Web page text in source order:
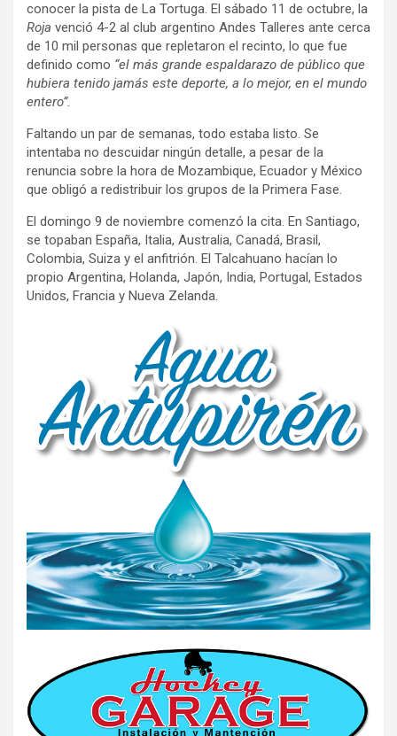
conocer la pista de La Tortuga. El sábado 11 de octubre, la
Roja venció 4-2 al club argentino Andes Talleres ante cerca
de 10 mil personas que repletaron el recinto, lo que fue
definido como “el más grande espaldarazo de público que
hubiera tenido jamás este deporte, a lo mejor, en el mundo
entero”.
Faltando un par de semanas, todo estaba listo. Se
intentaba no descuidar ningún detalle, a pesar de la
renuncia sobre la hora de Mozambique, Ecuador y México
que obligó a redistribuir los grupos de la Primera Fase.
El domingo 9 de noviembre comenzó la cita. En Santiago,
se topaban España, Italia, Australia, Canadá, Brasil,
Colombia, Suiza y el anfitrión. El Talcahuano hacían lo
propio Argentina, Holanda, Japón, India, Portugal, Estados
Unidos, Francia y Nueva Zelanda.